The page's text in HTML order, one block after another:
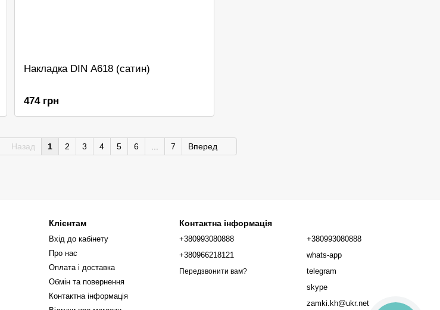
Накладка DIN A618 (сатин)
474 грн
Назад 1 2 3 4 5 6 ... 7 Вперед
Клієнтам
Вхід до кабінету
Про нас
Оплата і доставка
Обмін та повернення
Контактна інформація
Контактна інформація
+380993080888
+380966218121
Передзвонити вам?
+380993080888
whats-app
telegram
skype
zamki.kh@ukr.net